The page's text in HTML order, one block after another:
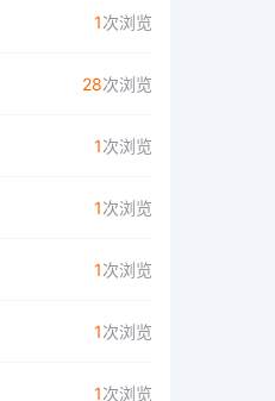
1次浏览
28次浏览
1次浏览
1次浏览
1次浏览
1次浏览
1次浏览